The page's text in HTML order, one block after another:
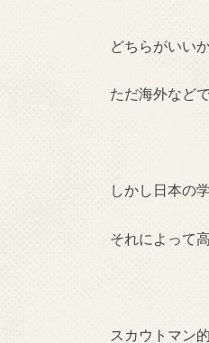
どちらがいい
ただ海外など
しかし日本の
それによって
スカウトマン